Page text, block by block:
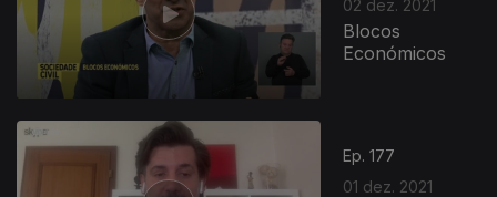
02 dez. 2021
Blocos
Económicos
Ep. 177
01 dez. 2021